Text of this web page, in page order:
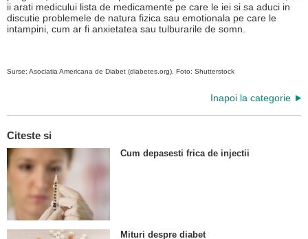
ii arati medicului lista de medicamente pe care le iei si sa aduci in
discutie problemele de natura fizica sau emotionala pe care le
intampini, cum ar fi anxietatea sau tulburarile de somn.
Surse: Asociatia Americana de Diabet (diabetes.org). Foto: Shutterstock
Inapoi la categorie
Citeste si
Cum depasesti frica de injectii
Mituri despre diabet